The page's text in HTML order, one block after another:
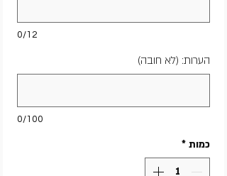
0/12
הערות: (לא חובה)
0/100
כמות *